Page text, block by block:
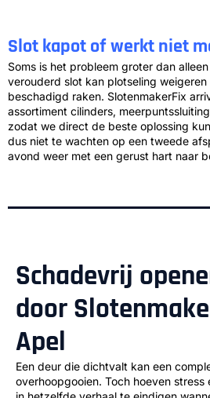
Slot kapot of werkt niet
Soms is het probleem groter dan
verouderd slot kan plotseling
beschadigd raken. SlotenmakerFix
assortiment cilinders,
zodat we direct de beste oplossing
dus niet te wachten op een tweede
avond weer met een gerust hart naar
Schadevrij
door
Apel
Een deur die dichtvalt kan een
overhoopgooien. Toch hoeven